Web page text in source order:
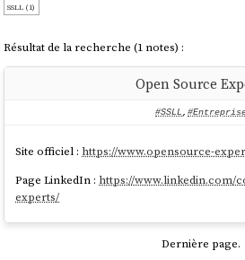
SSLL (1)
Résultat de la recherche (1 notes) :
Open Source
#SSLL,
Site officiel :https://www.opensource-
Page LinkedIn : https://www.linkedin.com/
experts/
Dernière page.